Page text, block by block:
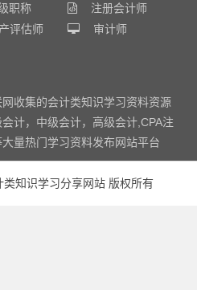
职称
注册会计师
评估师
审计师
收集的会计类知识学习资料资源
计，中级会计，高级会计,CPA注
量热门学习资料发布网站平台
类知识学习分享网站 版权所有